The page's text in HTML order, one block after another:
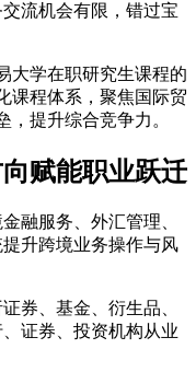
交流机会有限，错过宝
大学在职研究生课程的
程体系，聚焦国际贸
提升综合竞争力。
赋能职业跃迁
金融服务、外汇管理、
升跨境业务操作与风
证券、基金、衍生品、
证券、投资机构从业